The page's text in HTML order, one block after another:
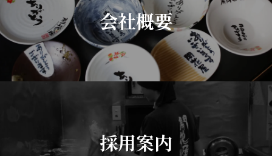
会社概要
採用案内